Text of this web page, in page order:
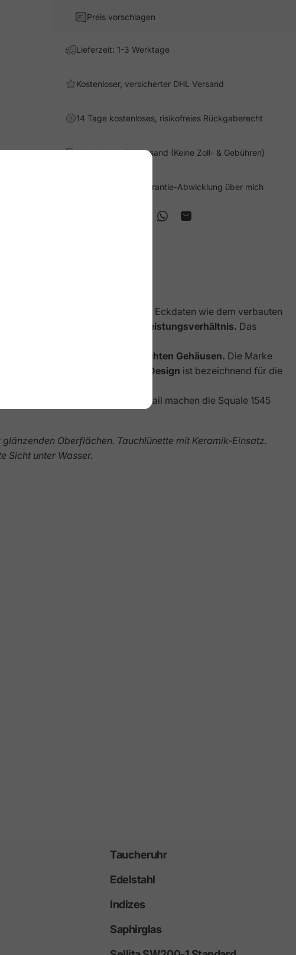
Preis vorschlagen
Lieferzeit: 1-3 Werktage
Kostenloser, versicherter DHL Versand
14 Tage kostenloses, risikofreies Rückgaberecht
Kostenloser EU-Versand (Keine Zoll- & Gebühren)
Voller Support & Garantie-Abwicklung über mich
Auf Facebook teilen
Auf X teilenAuf Pinterest pinnen
Auf WhatsApp teilen
Per E-Mail teilen
. Neben herovrragenden Eckdaten wie dem verbauten
attraktiven Preis-Leistungsverhältnis. Das
ersten Hersteller von wasserdichten Gehäusen. Die Marke
deutlich: das
charakteristische Design ist bezeichnend für die
und die Liebe fürs Detail machen die Squale 1545
glänzenden Oberflächen. Tauchlünette mit Keramik-Einsatz.
Sicht unter Wasser.
Taucheruhr
Edelstahl
Indizes
Saphirglas